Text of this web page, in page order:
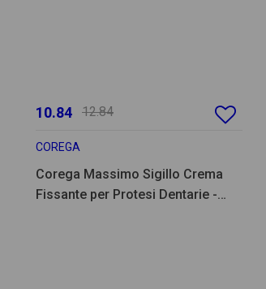
10.84 12.84
COREGA
Corega Massimo Sigillo Crema
Fissante per Protesi Dentarie -